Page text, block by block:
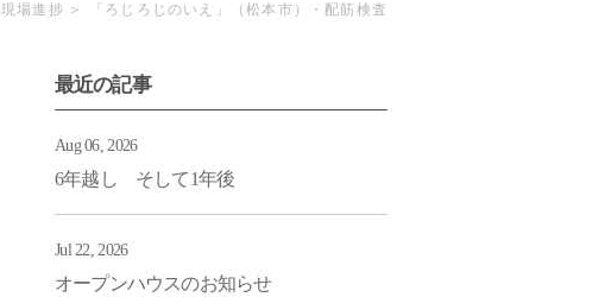
現場進捗 「ろじろじのいえ」（松本市）・配筋検査
最近の記事
Aug 06, 2026
6年越し そして1年後
Jul 22, 2026
オープンハウスのお知らせ